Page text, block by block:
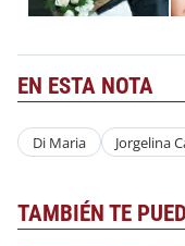
EN ESTA NOTA
Di Maria Jorgelina
TAMBIÉN TE